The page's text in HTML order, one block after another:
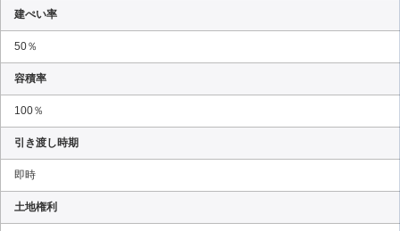
建ぺい率
50％
容積率
100％
引き渡し時期
即時
土地権利